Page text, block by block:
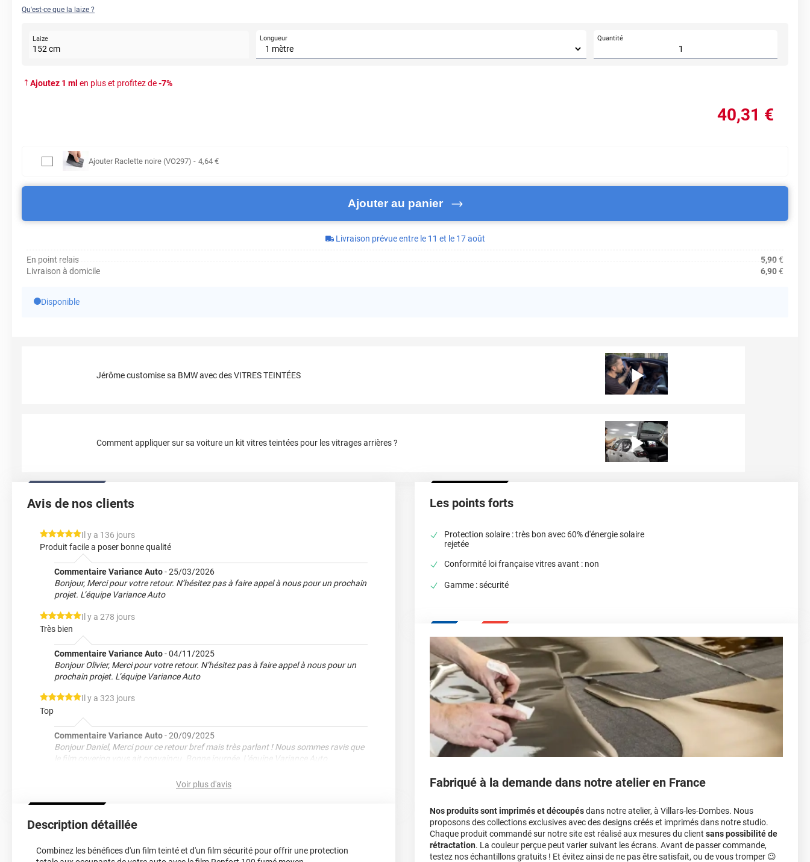
Qu'est-ce que la laize ?
Laize
152 cm
Longueur Quantité
Ajoutez 1 ml en plus et profitez de-7%
40,31 €
Ajouter Raclette noire (VO297) - 4,64 €
Ajouter au panier
Livraison prévue entre le 11 et le 17 août
En point relais 5,90€
Livraison à domicile
6,90€
Disponible
Jérôme customise sa BMW avec des VITRES TEINTÉES
Comment appliquer sur sa voiture un kit vitres teintées pour les vitrages arrières ?
Avis de nos clients
*****
Il y a 136 jours
Produit facile a poser bonne qualité
Commentaire Variance Auto-25/03/2026
Bonjour, Merci pour votre retour. N’hésitez pas à faire appel à nous pour un prochain
projet. L’équipe Variance Auto
*****
Il y a 278 jours
Très bien
Commentaire Variance Auto-04/11/2025
Bonjour Olivier, Merci pour votre retour. N’hésitez pas à faire appel à nous pour un
prochain projet. L’équipe Variance Auto
*****
Il y a 323 jours
Top
Commentaire Variance Auto-20/09/2025
Bonjour Daniel, Merci pour ce retour bref mais très parlant ! Nous sommes ravis que
le film covering vous ait convaincu. Bonne journée, L'équipe Variance Auto
Au top
*****
Il y a 1008 jours
Voir plus d'avis
Description détaillée
Combinez les bénéfices d'un film teinté et d'un film sécurité pour offrir une protection
Les points forts
Protection solaire : très bon avec 60% d'énergie solaire
rejetée
Conformité loi française vitres avant : non
Gamme : sécurité
Fabriqué à la demande dans notre atelier en France
Nos produits sont imprimés et découpésdans notre atelier, à Villars-les-Dombes. Nous
proposons des collections exclusives avec des designs créés et imprimés dans notre studio.
Chaque produit commandé sur notre site est réalisé aux mesures du client sans possibilité de
rétractation. La couleur perçue peut varier suivant les écrans. Avant de passer commande,
testez nos échantillons gratuits ! Et évitez ainsi de ne pas être satisfait, ou de vous tromper 😉